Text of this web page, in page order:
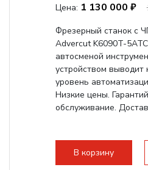
Цена: 1 130 000 ₽
Фрезерный станок с
Advercut K6090T-
автосменой
устройством выводит
уровень
Низкие цены.
обслуживание.
В корзину